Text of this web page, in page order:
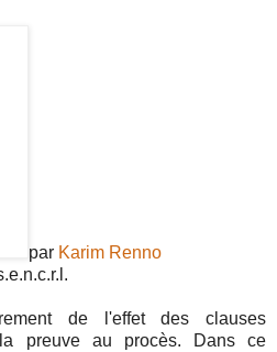
par Karim Renno
de l'effet des clauses
preuve au procès. Dans ce